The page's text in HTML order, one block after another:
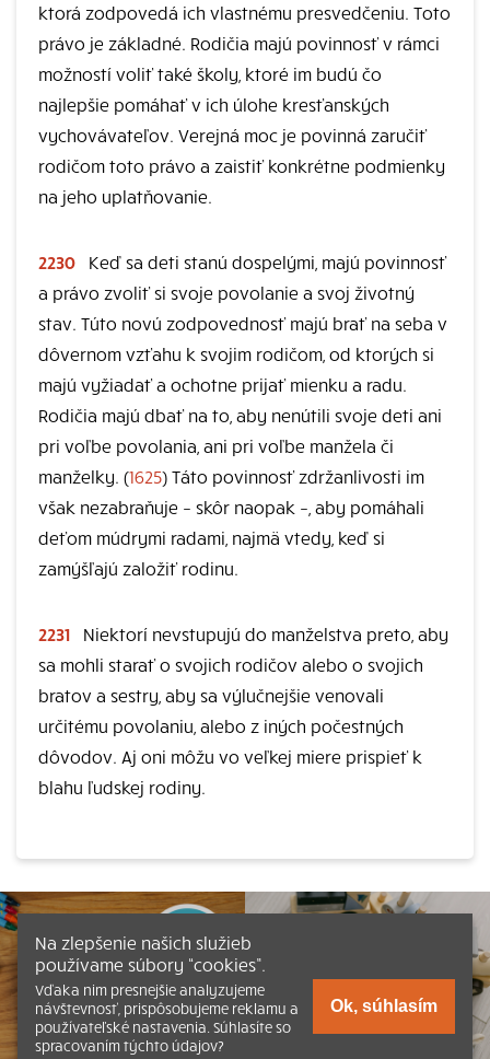
ktorá zodpovedá ich vlastnému presvedčeniu. Toto
právo je základné. Rodičia majú povinnosť v rámci
možností voliť také školy, ktoré im budú čo
najlepšie pomáhať v ich úlohe kresťanských
vychovávateľov. Verejná moc je povinná zaručiť
rodičom toto právo a zaistiť konkrétne podmienky
na jeho uplatňovanie.
2230
Keď sa deti stanú dospelými, majú povinnosť
a právo zvoliť si svoje povolanie a svoj životný
stav. Túto novú zodpovednosť majú brať na seba v
dôvernom vzťahu k svojim rodičom, od ktorých si
majú vyžiadať a ochotne prijať mienku a radu.
Rodičia majú dbať na to, aby nenútili svoje deti ani
pri voľbe povolania, ani pri voľbe manžela či
manželky. (1625) Táto povinnosť zdržanlivosti im
však nezabraňuje – skôr naopak –, aby pomáhali
deťom múdrymi radami, najmä vtedy, keď si
zamýšľajú založiť rodinu.
2231
Niektorí nevstupujú do manželstva preto, aby
sa mohli starať o svojich rodičov alebo o svojich
bratov a sestry, aby sa výlučnejšie venovali
určitému povolaniu, alebo z iných počestných
dôvodov. Aj oni môžu vo veľkej miere prispieť k
blahu ľudskej rodiny.
Na zlepšenie našich služieb
používame súbory “cookies”.
Vďaka nim presnejšie analyzujeme
návštevnosť, prispôsobujeme reklamu a
používateľské nastavenia. Súhlasíte so
spracovaním týchto údajov?
Ok, súhlasím